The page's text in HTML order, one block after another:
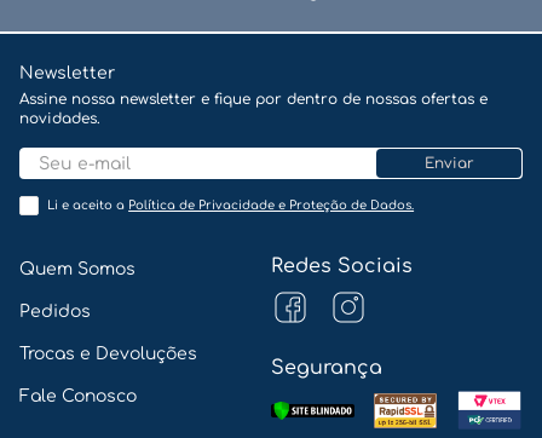
★★★★★
Seu nome
Endereço de email
Newsletter
Assine nossa newsletter e fique por dentro de nossas ofertas e
novidades.
Enviar
Li e aceito a Política de Privacidade e Proteção de Dados.
Quem Somos
Pedidos
Trocas e Devoluções
Fale Conosco
Redes Sociais
Segurança